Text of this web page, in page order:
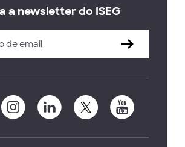
a newsletter do ISEG